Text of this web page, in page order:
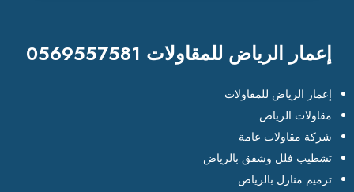
إعمار الرياض للمقاولات 0569557581
إعمار الرياض للمقاولات
مقاولات الرياض
شركة مقاولات عامة
تشطيب فلل وشقق بالرياض
ترميم منازل بالرياض